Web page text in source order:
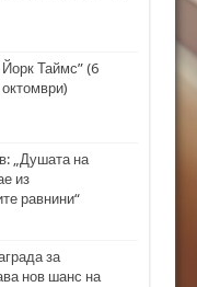
Таймс” (6
„Душата на
из
равнини“
за
нов шанс на